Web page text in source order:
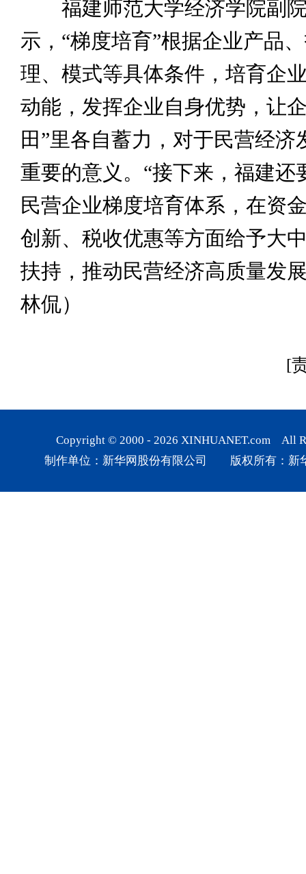
福建师范大学经济学院副院
示，“梯度培育”根据企业产品
理、模式等具体条件，培育企
动能，发挥企业自身优势，让
田”里各自蓄力，对于民营经济
重要的意义。“接下来，福建还
民营企业梯度培育体系，在资
创新、税收优惠等方面给予大
扶持，推动民营经济高质量发
林侃）
[
Copyright © 2000 - 2026 XINHUANET.com All
制作单位：新华网股份有限公司 版权所有：新